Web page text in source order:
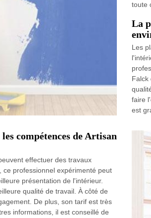
toute
La
Les
Falck
faire
est
compétences de Artisan
effectuer des travaux
professionnel expérimenté peut
présentation de l'intérieur.
qualité de travail. À côté de
De plus, son tarif est très
informations, il est conseillé de